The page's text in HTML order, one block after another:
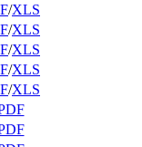
/XLS
/XLS
/XLS
/XLS
/XLS